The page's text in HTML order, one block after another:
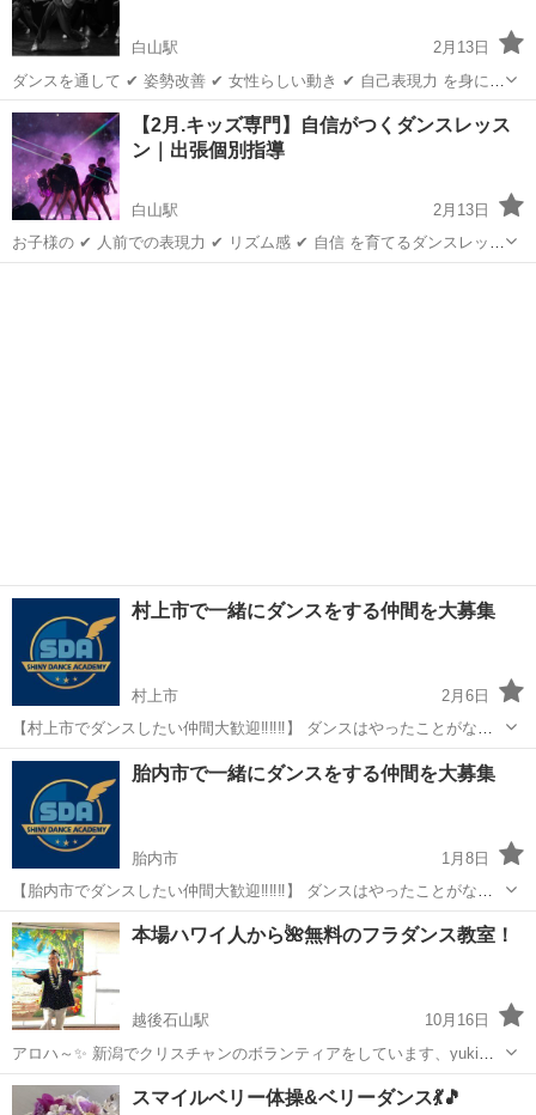
白山駅
2月13日
ダンスを通して ✔ 姿勢改善 ✔ 女性らしい動き ✔ 自己表現力 を身につ
けませんか？ 初心者大歓迎。 人前が苦手な方も安心して受講いただけ
ます。 【料金】 60分 15,000円 （マンツーマン）/(出張費・交通費
込...
新潟 新潟市 白山駅 ダンス マンツーマン
【2月.キッズ専門】自信がつくダンスレッス
ン｜出張個別指導
白山駅
2月13日
お子様の ✔ 人前での表現力 ✔ リズム感 ✔ 自信 を育てるダンスレッス
ンを行っています。💫 現役ダンスインストラクターとして 多数のキッ
村上市で一緒にダンスをする仲間を大募集
村上市
2月6日
【村上市でダンスしたい仲間大歓迎‼‼‼】 ダンスはやったことがない
方も基礎からゆっくりと進めていくので、初心者の方やダンススタジ
オに抵抗があるという方におススメです☆ 是非この機会にダンス始め
てみませんか...
新潟 村上市 ダンス クラス
胎内市で一緒にダンスをする仲間を大募集
胎内市
1月8日
【胎内市でダンスしたい仲間大歓迎‼‼‼】 ダンスはやったことがない
方も基礎からゆっくりと進めていくので、初心者の方やダンススタジ
オに抵抗があるという方におススメです☆ 是非この機会にダンス始め
てみませんか...
新潟 胎内市 ダンス クラス
本場ハワイ人から🌺無料のフラダンス教室！
越後石山駅
10月16日
アロハ～✨ 新潟でクリスチャンのボランティアをしています、yukiで
す！ 私のハワイ出身のルームメイト、坂口姉妹がフラダンス教室を始
めました！4歳からフラダンスを習い始め、20曲以上のフラダンスを踊
新潟 新潟市 越後石山駅 フラダンス ハワイ
スマイルベリー体操&ベリーダンス💃🎵